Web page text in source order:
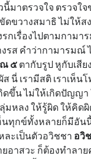
มาตรวจใจ ตรวจใจ
ดขวางสมาธิ ไม่ให้ส
กเรื่องไปตามกามา
งรส คำว่ากามารมณ์
๕ ตากับรูป หูกับเสี
นี่ เรามีสติ เราเห็น
ขึ้น ไม่ให้เกิดปัญญา
มหลง ให้รู้ผิด ให้คิด
นทุกข์ทั้งหลายก็มีอัน
ะเป็นตัวอวิชชา อวิ
ยอาสวะ ก็ต้องทำลา